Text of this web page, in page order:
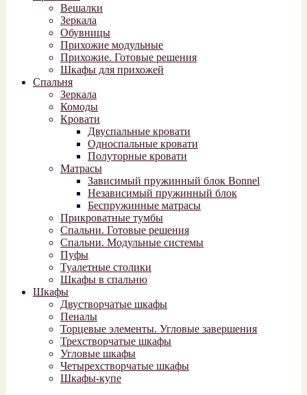
Вешалки
Зеркала
Обувницы
Прихожие модульные
Прихожие. Готовые решения
Шкафы для прихожей
Спальня
Зеркала
Комоды
Кровати
Двуспальные кровати
Односпальные кровати
Полуторные кровати
Матрасы
Зависимый пружинный блок Bonnel
Независимый пружинный блок
Беспружинные матрасы
Прикроватные тумбы
Спальни. Готовые решения
Спальни. Модульные системы
Пуфы
Туалетные столики
Шкафы в спальню
Шкафы
Двустворчатые шкафы
Пеналы
Торцевые элементы. Угловые завершения
Трехстворчатые шкафы
Угловые шкафы
Четырехстворчатые шкафы
Шкафы-купе